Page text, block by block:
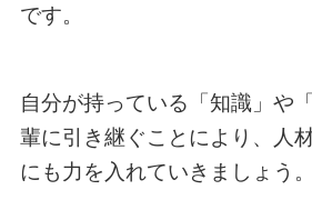
です。
自分が持っている「知識」や
輩に引き継ぐことにより、人
にも力を入れていきましょう。